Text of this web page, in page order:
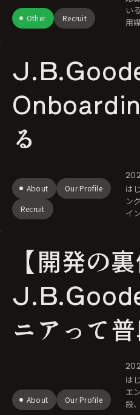
Other Recruit
いる J.B.Goodeでは現在、複数の採
用
る
About
Our Profile
Recruit
はじめに
ン
イ
は
【開発の裏
ニアって
る？体制
ク・開発
About Our Profile
はじめに こ
エ
段